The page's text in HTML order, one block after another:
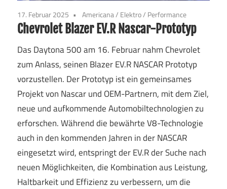
17. Februar 2025 Americana/ Elektro/ Performance
Chevrolet Blazer EV.R Nascar-Prototyp
Das Daytona 500 am 16. Februar nahm Chevrolet
zum Anlass, seinen Blazer EV.R NASCAR Prototyp
vorzustellen. Der Prototyp ist ein gemeinsames
Projekt von Nascar und OEM-Partnern, mit dem Ziel,
neue und aufkommende Automobiltechnologien zu
erforschen. Während die bewährte V8-Technologie
auch in den kommenden Jahren in der NASCAR
eingesetzt wird, entspringt der EV.R der Suche nach
neuen Möglichkeiten, die Kombination aus Leistung,
Haltbarkeit und Effizienz zu verbessern, um die